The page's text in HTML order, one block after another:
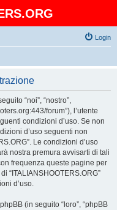
Login
“noi”, “nostro”,
forum”), l’utente
condizioni d’uso. Se non
d’uso seguenti non
Le condizioni d’uso
nostra premura avvisarti di tali
frequenza queste pagine per
“ITALIANSHOOTERS.ORG”
d’uso.
(in seguito “loro”, “phpBB